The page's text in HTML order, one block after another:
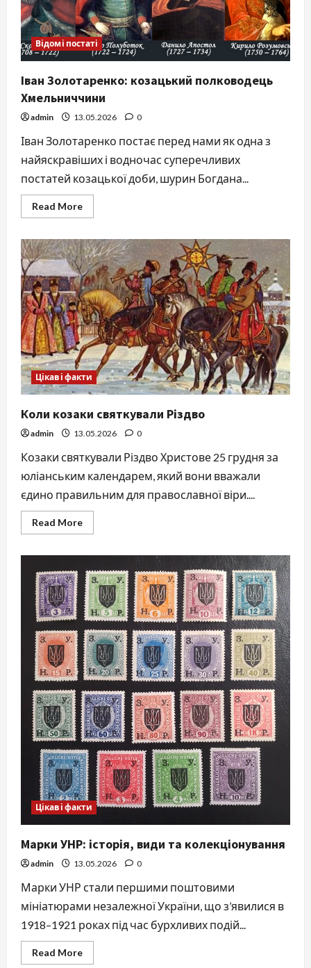
легенди
неба
Відомі постаті
Іван Золотаренко: козацький полководець
Хмельниччини
admin 13.05.2026 0
Іван Золотаренко постає перед нами як одна з
найяскравіших і водночас суперечливих
постатей козацької доби, шурин Богдана...
Read MoreRead
more
Золотаренко:
козацький
полководець
Хмельниччини
Цікаві факти
Коли козаки святкували Різдво
admin 13.05.2026 0
Козаки святкували Різдво Христове 25 грудня за
юліанським календарем, який вони вважали
єдино правильним для православної віри....
Read MoreRead
more
святкували
Різдво
Цікаві факти
Марки УНР: історія, види та колекціонування
admin 13.05.2026 0
Марки УНР стали першими поштовими
мініатюрами незалежної України, що з’явилися в
1918–1921 роках під час бурхливих подій...
Read MoreRead
more